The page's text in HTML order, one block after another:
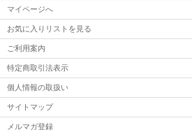
マイページへ
お気に入りリストを見る
ご利用案内
特定商取引法表示
個人情報の取扱い
サイトマップ
メルマガ登録